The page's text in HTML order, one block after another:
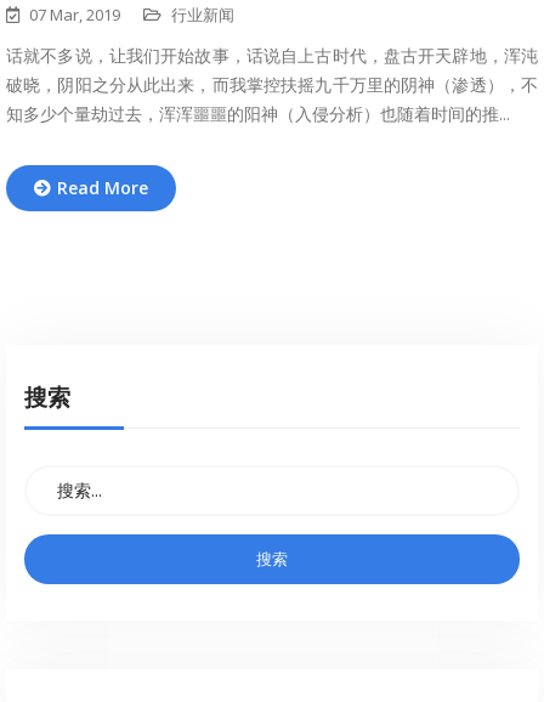
07 Mar, 2019 行业新闻
话就不多说，让我们开始故事，话说自上古时代，盘古开天辟地，浑沌
破晓，阴阳之分从此出来，而我掌控扶摇九千万里的阴神（渗透），不
知多少个量劫过去，浑浑噩噩的阳神（入侵分析）也随着时间的推...
Read More
搜索